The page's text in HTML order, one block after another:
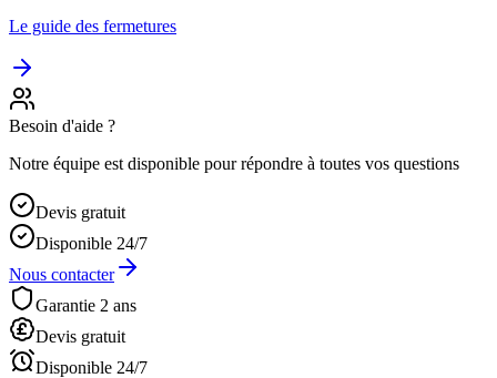
Le guide des fermetures
Besoin d'aide ?
Notre équipe est disponible pour répondre à toutes vos questions
Devis gratuit
Disponible 24/7
Nous contacter
Garantie 2 ans
Devis gratuit
Disponible 24/7